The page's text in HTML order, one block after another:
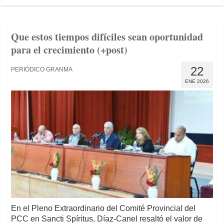
Que estos tiempos difíciles sean oportunidad
para el crecimiento (+post)
22
ENE 2026
PERIÓDICO GRANMA
En el Pleno Extraordinario del Comité Provincial del
PCC en Sancti Spíritus, Díaz-Canel resaltó el valor de